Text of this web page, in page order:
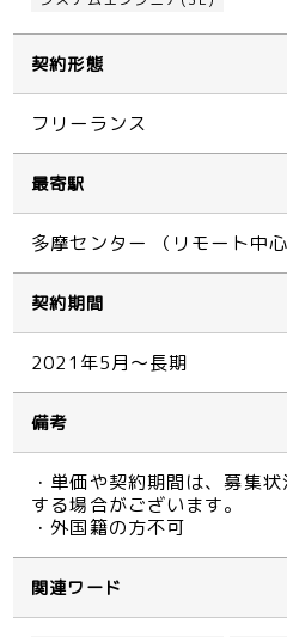
契約形態
フリーランス
最寄駅
多摩センター （リモート中心
契約期間
2021年5月～長期
備考
・単価や契約期間は、募集
する場合がございます。
・外国籍の方不可
関連ワード